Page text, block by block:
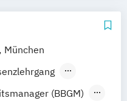
München
(BBGM)